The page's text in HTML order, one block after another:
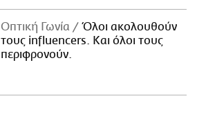
Οπτική Γωνία
Όλοι ακολουθούν
τους influencers. Και όλοι τους
περιφρονούν.